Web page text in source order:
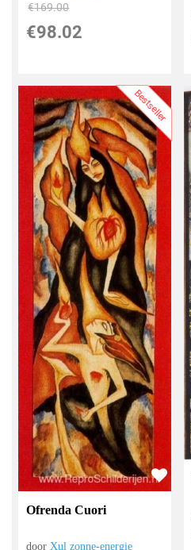
€169.00
€98.02
Bestseller
Ofrenda Cuori
door Xul zonne-energie